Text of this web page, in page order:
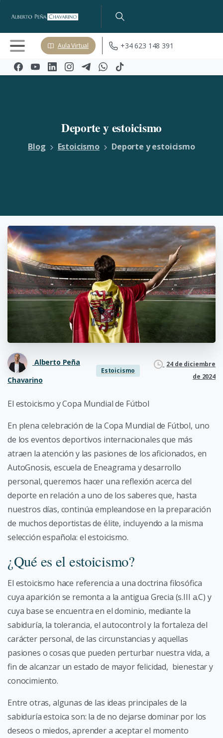
Aula Virtual +34 623 148 391
Deporteyestoicismo
Blog Estoicismo Deporte y estoicismo
Alberto Peña
Chavarino
Estoicismo
24 de diciembre
de 2024
El estoicismo y Copa Mundial de Fútbol
En plena celebración de la Copa Mundial de Fútbol, uno
de los eventos deportivos internacionales que más
atraen la atención y las pasiones de los aficionados, en
AutoGnosis, escuela de Eneagrama y desarrollo
personal, queremos hacer una reflexión acerca del
deporte en relación a uno de los saberes que, hasta
nuestros días, continúa empleandose en la preparación
de muchos deportistas de élite, incluyendo a la misma
selección española: el estoicismo.
¿Qué es el estoicismo?
El estoicismo hace referencia a una doctrina filosófica
cuya aparición se remonta a la antigua Grecia (s.III a.C) y
cuya base se encuentra en el dominio, mediante la
sabiduría, la tolerancia, el autocontrol y la fortaleza del
carácter personal, de las circunstancias y aquellas
pasiones o cosas que pueden perturbar nuestra vida, a
fin de alcanzar un estado de mayor felicidad, bienestar y
conocimiento.
Entre otras, algunas de las ideas principales de la
sabiduría estoica son: la de no dejarse dominar por los
deseos o miedos, aprender a aceptar el momento